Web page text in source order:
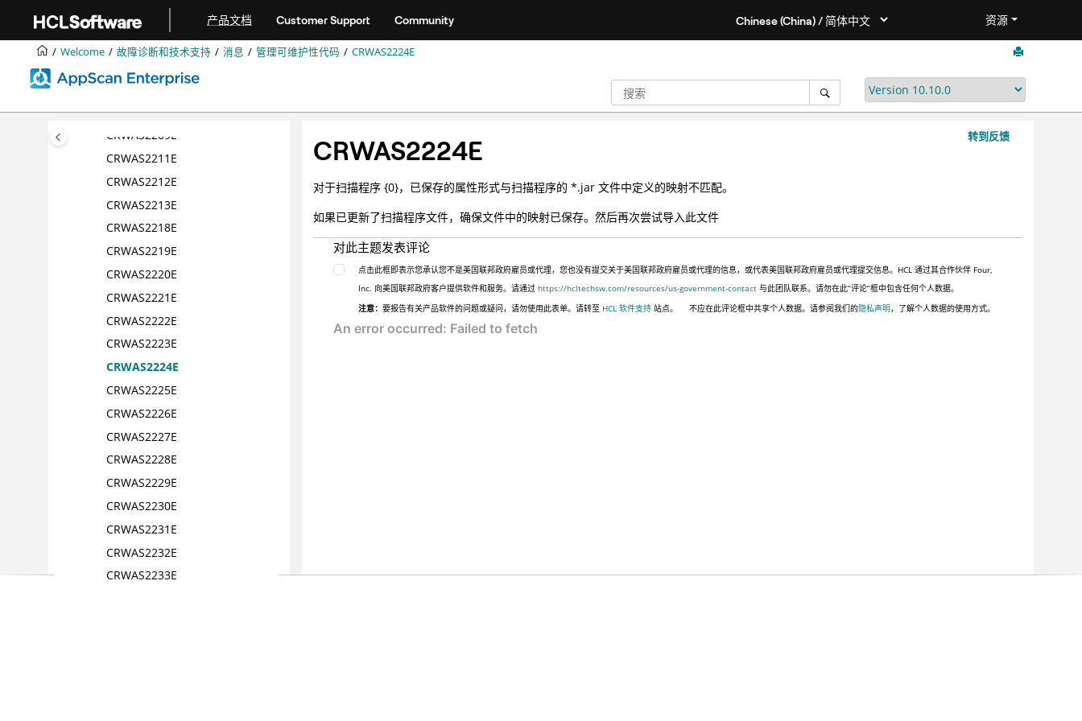
产品文档 Customer Support Community 资源
Welcome 故障诊断和技术支持 消息 管理可维护性代码 CRWAS2224E
CRWAS2200E
CRWAS2201E
CRWAS2203E
CRWAS2209E
CRWAS2209E
CRWAS2211E
CRWAS2212E
CRWAS2213E
CRWAS2218E
CRWAS2219E
CRWAS2220E
CRWAS2221E
CRWAS2222E
CRWAS2223E
CRWAS2224E
CRWAS2225E
CRWAS2226E
CRWAS2227E
CRWAS2228E
CRWAS2229E
CRWAS2230E
CRWAS2231E
CRWAS2232E
CRWAS2233E
转到反馈
CRWAS2224E
对于扫描程序 {0}，已保存的属性形式与扫描程序的 *.jar 文件中定义的映射不匹配。
如果已更新了扫描程序文件，确保文件中的映射已保存。然后再次尝试导入此文件
对此主题发表评论
点击此框即表示您承认您不是美国联邦政府雇员或代理，您也没有提交关于美国联邦政府雇员或代理的信息，或代表美国联邦政府雇员或代理提交信息。HCL 通过其合作伙伴 Four,
Inc. 向美国联邦政府客户提供软件和服务。请通过https://hcltechsw.com/resources/us-government-contact 与此团队联系。请勿在此“评论”框中包含任何个人数据。
注意：要报告有关产品软件的问题或疑问，请勿使用此表单。请转至 HCL 软件支持 站点。 不应在此评论框中共享个人数据。请参阅我们的隐私声明，了解个人数据的使用方式。